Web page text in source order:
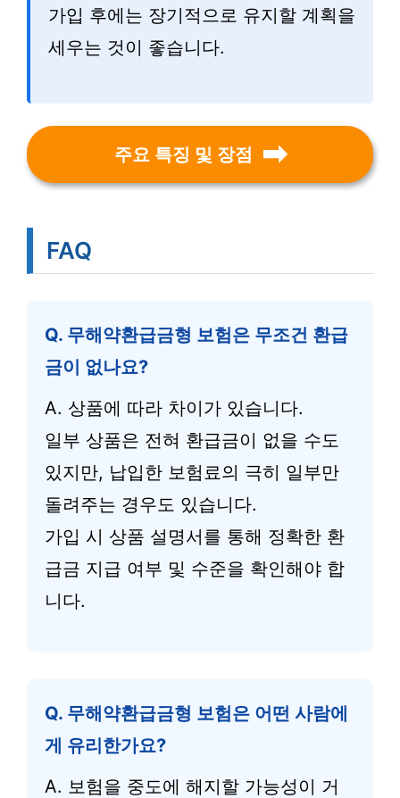
가입 후에는 장기적으로 유지할 계획을
세우는 것이 좋습니다.
주요 특징 및 장점
FAQ
Q. 무해약환급금형 보험은 무조건 환급
금이 없나요?
A. 상품에 따라 차이가 있습니다.
일부 상품은 전혀 환급금이 없을 수도
있지만, 납입한 보험료의 극히 일부만
돌려주는 경우도 있습니다.
가입 시 상품 설명서를 통해 정확한 환
급금 지급 여부 및 수준을 확인해야 합
니다.
Q. 무해약환급금형 보험은 어떤 사람에
게 유리한가요?
A. 보험을 중도에 해지할 가능성이 거